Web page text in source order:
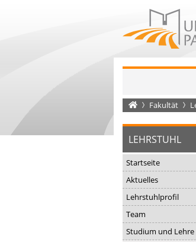
Startseite
Fakultät
LEHRSTUHL
Startseite
Aktuelles
Lehrstuhlprofil
Team
Studium und Lehre